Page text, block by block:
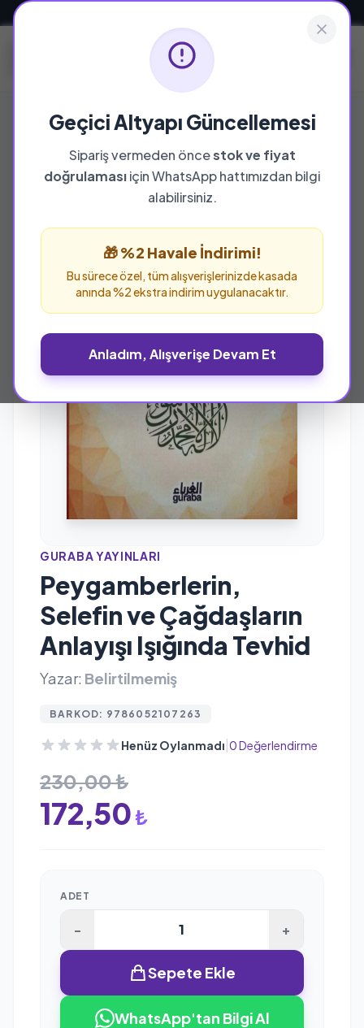
Geçici Altyapı Güncellemesi
Sipariş vermeden öncestok ve fiyat
doğrulamasıiçin WhatsApp hattımızdan bilgi
alabilirsiniz.
🎁 %2 Havale İndirimi!
Bu sürece özel, tüm alışverişlerinizde kasada
anında %2 ekstra indirim uygulanacaktır.
Anladım, Alışverişe Devam Et
%25 İNDİRİM
GURABA YAYINLARI
Peygamberlerin,
Selefin ve Çağdaşların
Anlayışı Işığında Tevhid
Yazar: Belirtilmemiş
BARKOD: 9786052107263
Henüz Oylanmadı|0 Değerlendirme
230,00 ₺
172,50 ₺
ADET
- +
Sepete Ekle
WhatsApp'tan Bilgi Al